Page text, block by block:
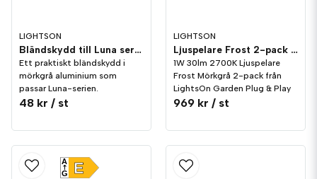
LIGHTSON
Bländskydd till Luna serien LightsOn Garden Plug & Play
Ett praktiskt bländskydd i
mörkgrå aluminium som
passar Luna-serien.
48 kr / st
LIGHTSON
Ljuspelare Frost 2-pack LightsOn Garden Plug & Play
1W 30lm 2700K Ljuspelare
Frost Mörkgrå 2-pack från
LightsOn Garden Plug & Play
969 kr / st
E
A
G